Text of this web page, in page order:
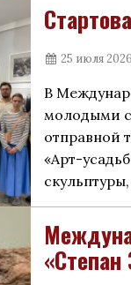
25 июля 2026
В
молодыми
отправной
«Арт-